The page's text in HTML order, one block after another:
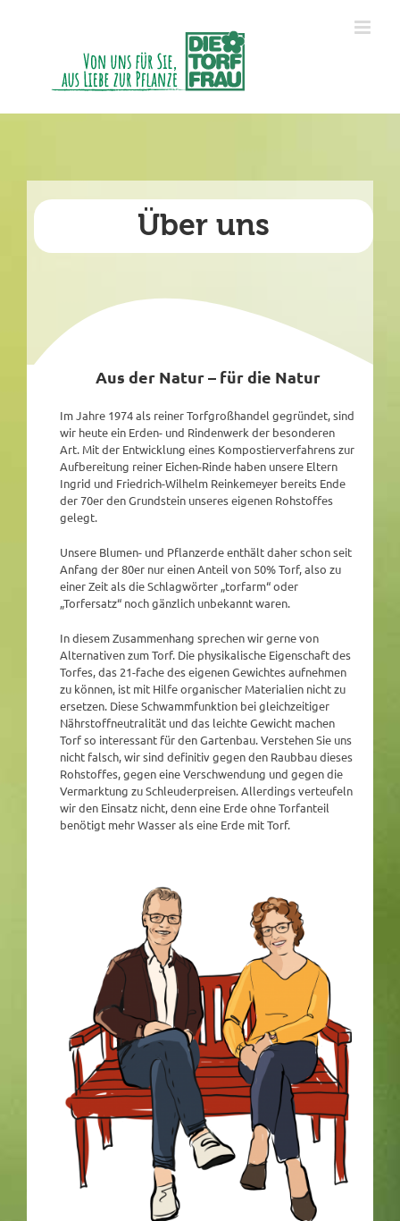
Über uns
Aus der Natur – für die Natur
Im Jahre 1974 als reiner Torfgroßhandel gegründet, sind
wir heute ein Erden- und Rindenwerk der besonderen
Art. Mit der Entwicklung eines Kompostierverfahrens zur
Aufbereitung reiner Eichen-Rinde haben unsere Eltern
Ingrid und Friedrich-Wilhelm Reinkemeyer bereits Ende
der 70er den Grundstein unseres eigenen Rohstoffes
gelegt.
Unsere Blumen- und Pflanzerde enthält daher schon seit
Anfang der 80er nur einen Anteil von 50% Torf, also zu
einer Zeit als die Schlagwörter „torfarm“ oder
„Torfersatz“ noch gänzlich unbekannt waren.
In diesem Zusammenhang sprechen wir gerne von
Alternativen zum Torf. Die physikalische Eigenschaft des
Torfes, das 21-fache des eigenen Gewichtes aufnehmen
zu können, ist mit Hilfe organischer Materialien nicht zu
ersetzen. Diese Schwammfunktion bei gleichzeitiger
Nährstoffneutralität und das leichte Gewicht machen
Torf so interessant für den Gartenbau. Verstehen Sie uns
nicht falsch, wir sind definitiv gegen den Raubbau dieses
Rohstoffes, gegen eine Verschwendung und gegen die
Vermarktung zu Schleuderpreisen. Allerdings verteufeln
wir den Einsatz nicht, denn eine Erde ohne Torfanteil
benötigt mehr Wasser als eine Erde mit Torf.